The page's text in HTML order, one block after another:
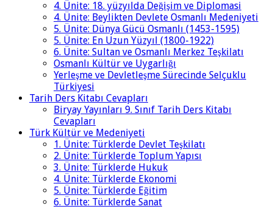
4. Ünite: 18. yüzyılda Değişim ve Diplomasi
4. Ünite: Beylikten Devlete Osmanlı Medeniyeti
5. Ünite: Dünya Gücü Osmanlı (1453-1595)
5. Ünite: En Uzun Yüzyıl (1800-1922)
6. Ünite: Sultan ve Osmanlı Merkez Teşkilatı
Osmanlı Kültür ve Uygarlığı
Yerleşme ve Devletleşme Sürecinde Selçuklu
Türkiyesi
Tarih Ders Kitabı Cevapları
Biryay Yayınları 9. Sınıf Tarih Ders Kitabı
Cevapları
Türk Kültür ve Medeniyeti
1. Ünite: Türklerde Devlet Teşkilatı
2. Ünite: Türklerde Toplum Yapısı
3. Ünite: Türklerde Hukuk
4. Ünite: Türklerde Ekonomi
5. Ünite: Türklerde Eğitim
6. Ünite: Türklerde Sanat